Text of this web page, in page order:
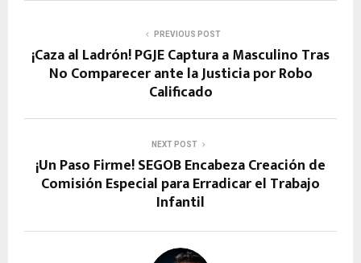
PREVIOUS POST
¡Caza al Ladrón! PGJE Captura a Masculino Tras
No Comparecer ante la Justicia por Robo
Calificado
NEXT POST
¡Un Paso Firme! SEGOB Encabeza Creación de
Comisión Especial para Erradicar el Trabajo
Infantil